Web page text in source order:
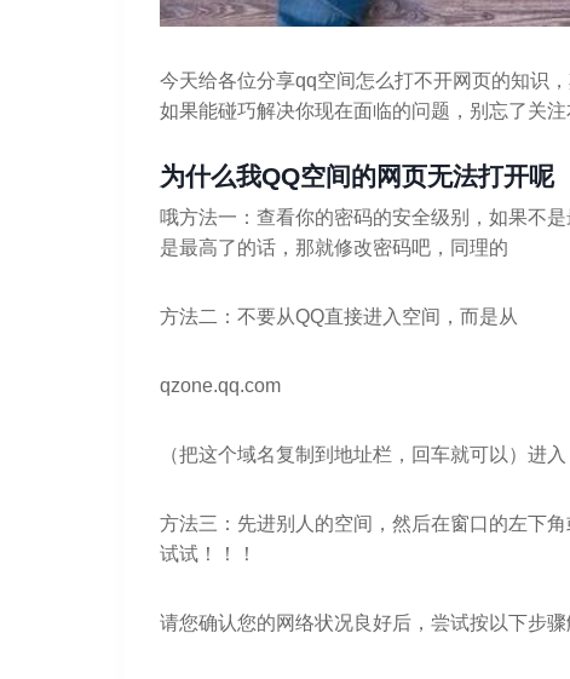
今天给各位分享qq空间怎么打不开网页的知识
如果能碰巧解决你现在面临的问题，别忘了关注
为什么我QQ空间的网页无法打开呢
哦方法一：查看你的密码的安全级别，如果不
是最高了的话，那就修改密码吧，同理的
方法二：不要从QQ直接进入空间，而是从
qzone.qq.com
（把这个域名复制到地址栏，回车就可以）进
方法三：先进别人的空间，然后在窗口的左下
试试！！！
请您确认您的网络状况良好后，尝试按以下步骤